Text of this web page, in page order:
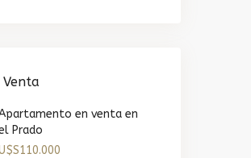
en venta en
Prado